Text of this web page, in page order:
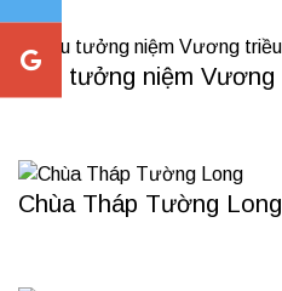
Khu tưởng niệm Vương
Chùa Tháp Tường Long